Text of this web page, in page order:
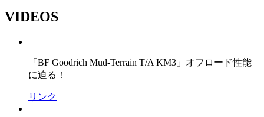
VIDEOS
「BF Goodrich Mud-Terrain T/A KM3」オフロード性能
に迫る！
リンク